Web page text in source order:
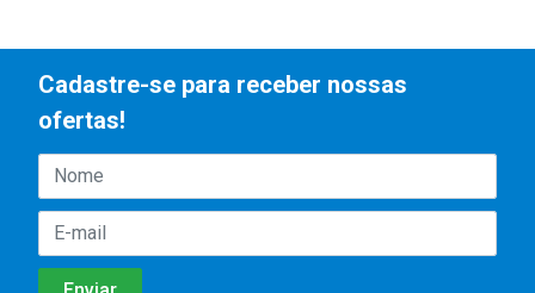
Cadastre-se para receber nossas
ofertas!